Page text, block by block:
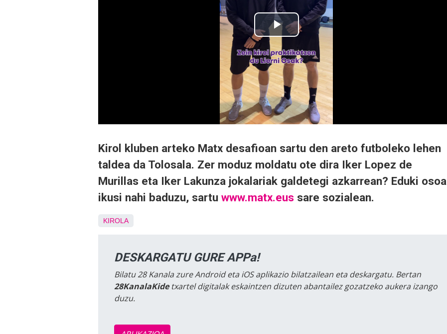
Kirol kluben arteko Matx desafioan sartu den areto futboleko lehen
taldea da Tolosala. Zer moduz moldatu ote dira Iker Lopez de
Murillas eta Iker Lakunza jokalariak galdetegi azkarrean? Eduki osoa
ikusi nahi baduzu, sartu www.matx.eus sare sozialean.
KIROLA
DESKARGATU GURE APPa!
Bilatu 28 Kanala zure Android eta iOS aplikazio bilatzailean eta deskargatu. Bertan
28KanalaKidetxartel digitalak eskaintzen dizuten abantailez gozatzeko aukera izango
duzu.